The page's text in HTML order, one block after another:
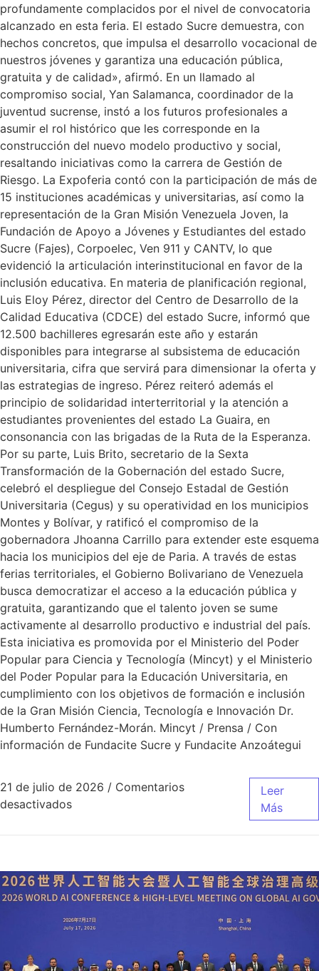
profundamente complacidos por el nivel de convocatoria
alcanzado en esta feria. El estado Sucre demuestra, con
hechos concretos, que impulsa el desarrollo vocacional de
nuestros jóvenes y garantiza una educación pública,
gratuita y de calidad», afirmó. En un llamado al
compromiso social, Yan Salamanca, coordinador de la
juventud sucrense, instó a los futuros profesionales a
asumir el rol histórico que les corresponde en la
construcción del nuevo modelo productivo y social,
resaltando iniciativas como la carrera de Gestión de
Riesgo. La Expoferia contó con la participación de más de
15 instituciones académicas y universitarias, así como la
representación de la Gran Misión Venezuela Joven, la
Fundación de Apoyo a Jóvenes y Estudiantes del estado
Sucre (Fajes), Corpoelec, Ven 911 y CANTV, lo que
evidenció la articulación interinstitucional en favor de la
inclusión educativa. En materia de planificación regional,
Luis Eloy Pérez, director del Centro de Desarrollo de la
Calidad Educativa (CDCE) del estado Sucre, informó que
12.500 bachilleres egresarán este año y estarán
disponibles para integrarse al subsistema de educación
universitaria, cifra que servirá para dimensionar la oferta y
las estrategias de ingreso. Pérez reiteró además el
principio de solidaridad interterritorial y la atención a
estudiantes provenientes del estado La Guaira, en
consonancia con las brigadas de la Ruta de la Esperanza.
Por su parte, Luis Brito, secretario de la Sexta
Transformación de la Gobernación del estado Sucre,
celebró el despliegue del Consejo Estadal de Gestión
Universitaria (Cegus) y su operatividad en los municipios
Montes y Bolívar, y ratificó el compromiso de la
gobernadora Jhoanna Carrillo para extender este esquema
hacia los municipios del eje de Paria. A través de estas
ferias territoriales, el Gobierno Bolivariano de Venezuela
busca democratizar el acceso a la educación pública y
gratuita, garantizando que el talento joven se sume
activamente al desarrollo productivo e industrial del país.
Esta iniciativa es promovida por el Ministerio del Poder
Popular para Ciencia y Tecnología (Mincyt) y el Ministerio
del Poder Popular para la Educación Universitaria, en
cumplimiento con los objetivos de formación e inclusión
de la Gran Misión Ciencia, Tecnología e Innovación Dr.
Humberto Fernández-Morán. Mincyt / Prensa / Con
información de Fundacite Sucre y Fundacite Anzoátegui
21 de julio de 2026 / Comentarios
desactivados
Leer
Más